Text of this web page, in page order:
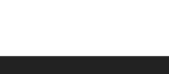
actuar?
deuda